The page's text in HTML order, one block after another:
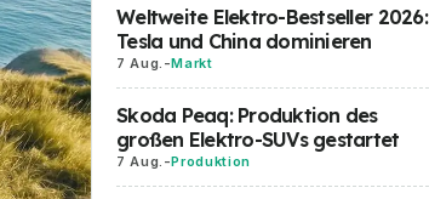
Weltweite Elektro-Bestseller 2026:
Tesla und China dominieren
7 Aug. -Markt
Skoda Peaq: Produktion des
großen Elektro-SUVs gestartet
7 Aug. -Produktion